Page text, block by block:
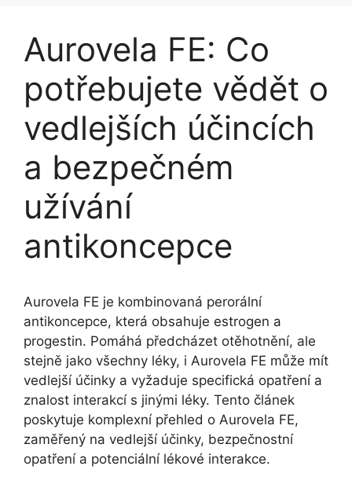
Aurovela FE: Co
potřebujete vědět o
vedlejších účincích
a bezpečném
užívání
antikoncepce
Aurovela FE je kombinovaná perorální
antikoncepce, která obsahuje estrogen a
progestin. Pomáhá předcházet otěhotnění, ale
stejně jako všechny léky, i Aurovela FE může mít
vedlejší účinky a vyžaduje specifická opatření a
znalost interakcí s jinými léky. Tento článek
poskytuje komplexní přehled o Aurovela FE,
zaměřený na vedlejší účinky, bezpečnostní
opatření a potenciální lékové interakce.